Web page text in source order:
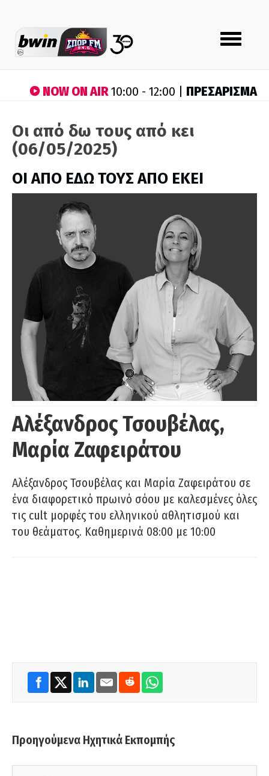
Toggle
navigation
NOW ON AIR10:00 - 12:00 | ΠΡΕΣΑΡΙΣΜΑ
Οι από δω τους από κει
(06/05/2025)
ΟΙ ΑΠΟ ΕΔΩ ΤΟΥΣ ΑΠΟ ΕΚΕΙ
Αλέξανδρος Τσουβέλας,
Μαρία Ζαφειράτου
Αλέξανδρος Τσουβέλας και Μαρία Ζαφειράτου σε
ένα διαφορετικό πρωινό σόου με καλεσμένες όλες
τις cult μορφές του ελληνικού αθλητισμού και
του θεάματος. Καθημερινά 08:00 με 10:00
Προηγούμενα Ηχητικά Εκπομπής